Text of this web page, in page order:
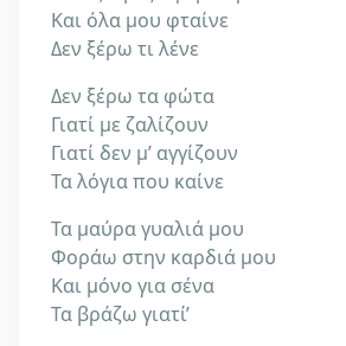
Και όλα μου φταίνε
Δεν ξέρω τι λένε
Δεν ξέρω τα φώτα
Γιατί με ζαλίζουν
Γιατί δεν μ’ αγγίζουν
Τα λόγια που καίνε
Τα μαύρα γυαλιά μου
Φοράω στην καρδιά μου
Και μόνο για σένα
Τα βράζω γιατί’